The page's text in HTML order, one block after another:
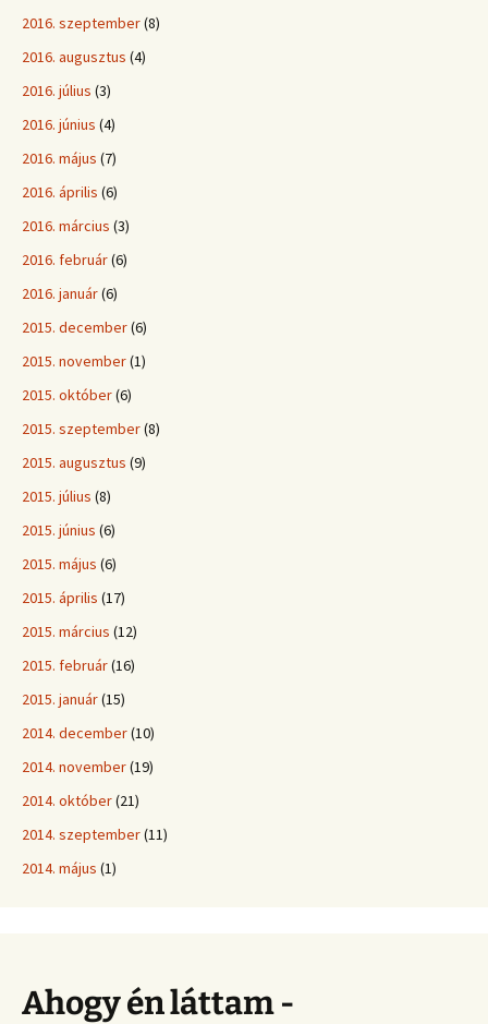
2016. szeptember(8)
2016. augusztus (4)
2016. július (3)
2016. június (4)
2016. május (7)
2016. április (6)
2016. március (3)
2016. február(6)
2016. január(6)
2015. december(6)
2015. november(1)
2015. október(6)
2015. szeptember(8)
2015. augusztus (9)
2015. július (8)
2015. június (6)
2015. május (6)
2015. április (17)
2015. március (12)
2015. február(16)
2015. január(15)
2014. december(10)
2014. november(19)
2014. október(21)
2014. szeptember(11)
2014. május (1)
Ahogy én láttam -